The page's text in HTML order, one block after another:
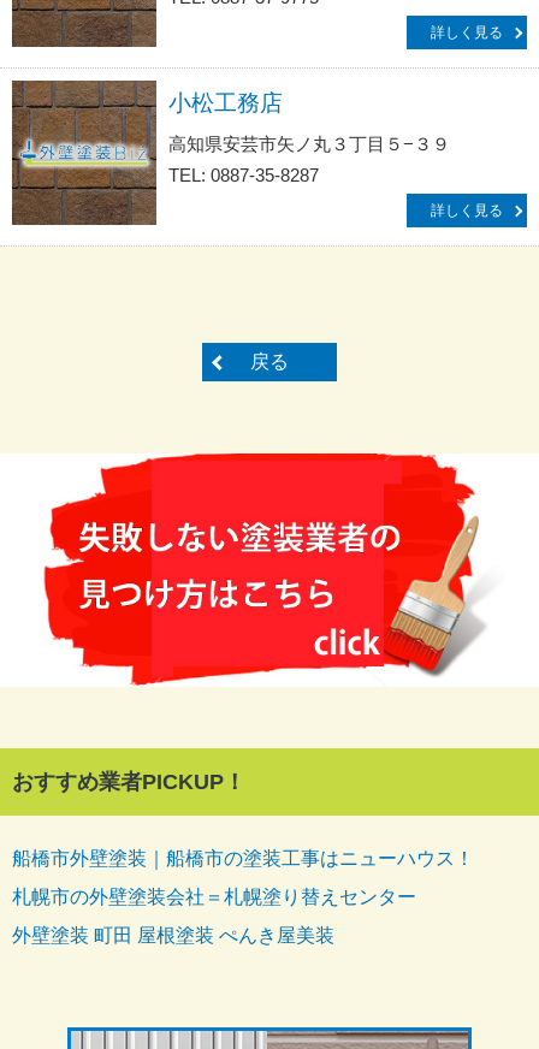
詳しく見る
小松工務店
高知県安芸市矢ノ丸３丁目５−３９
TEL: 0887-35-8287
詳しく見る
戻る
おすすめ業者PICKUP！
船橋市外壁塗装｜船橋市の塗装工事はニューハウス！
札幌市の外壁塗装会社＝札幌塗り替えセンター
外壁塗装 町田 屋根塗装 ぺんき屋美装